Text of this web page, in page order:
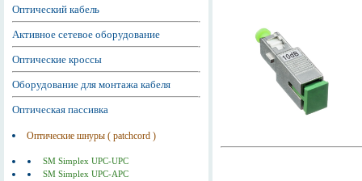
Оптический кабель
Активное сетевое оборудование
Оптические кроссы
Оборудование для монтажа кабеля
Оптическая пассивка
Оптические шнуры ( patchcord )
SM Simplex UPC-UPC
SM Simplex UPC-APC